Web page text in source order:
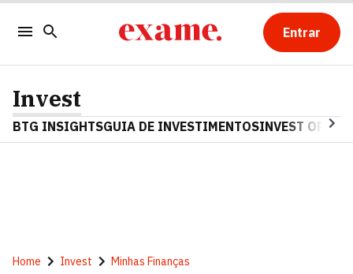
Entrar
Invest
BTG INSIGHTSGUIA DE INVESTIMENTOSINVEST OPINA
Home Invest Minhas Finanças